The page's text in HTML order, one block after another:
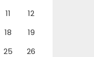
11
12
18
19
25
26